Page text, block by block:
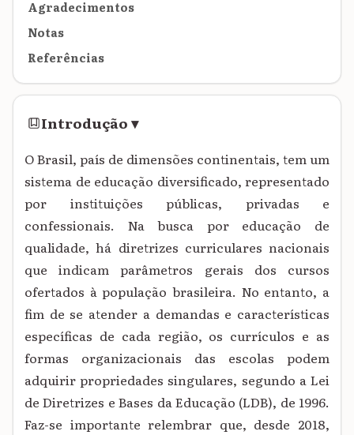
Agradecimentos
Notas
Referências
Introdução▾
O Brasil, país de dimensões continentais, tem um
sistema de educação diversificado, representado
por instituições públicas, privadas e
confessionais. Na busca por educação de
qualidade, há diretrizes curriculares nacionais
que indicam parâmetros gerais dos cursos
ofertados à população brasileira. No entanto, a
fim de se atender a demandas e características
específicas de cada região, os currículos e as
formas organizacionais das escolas podem
adquirir propriedades singulares, segundo a Lei
de Diretrizes e Bases da Educação (LDB), de 1996.
Faz-se importante relembrar que, desde 2018,